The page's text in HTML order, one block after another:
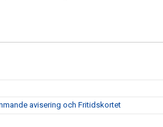
avisering och Fritidskortet